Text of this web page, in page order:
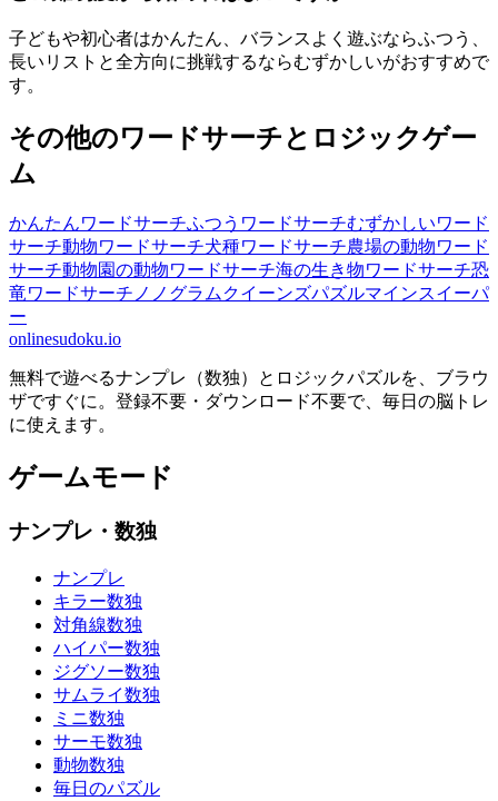
子どもや初心者はかんたん、バランスよく遊ぶならふつう、
長いリストと全方向に挑戦するならむずかしいがおすすめで
す。
その他のワードサーチとロジックゲー
ム
かんたんワードサーチふつうワードサーチむずかしいワード
サーチ動物ワードサーチ犬種ワードサーチ農場の動物ワード
サーチ動物園の動物ワードサーチ海の生き物ワードサーチ恐
竜ワードサーチ ノノグラムクイーンズパズルマインスイーパ
ー
onlinesudoku.io
無料で遊べるナンプレ（数独）とロジックパズルを、ブラウ
ザですぐに。登録不要・ダウンロード不要で、毎日の脳トレ
に使えます。
ゲームモード
ナンプレ・数独
ナンプレ
キラー数独
対角線数独
ハイパー数独
ジグソー数独
サムライ数独
ミニ数独
サーモ数独
動物数独
毎日のパズル